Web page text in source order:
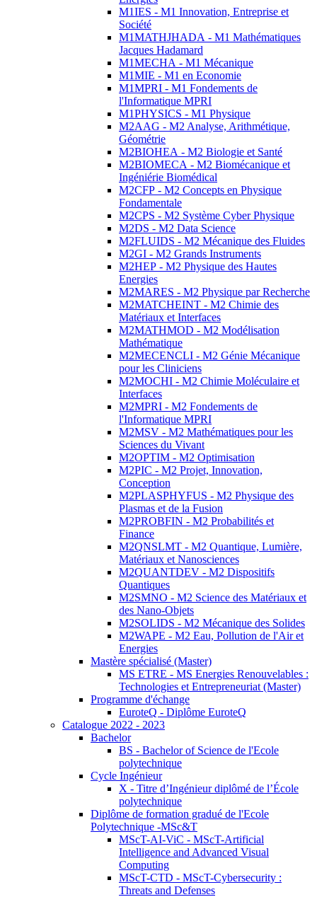
M1IES - M1 Innovation, Entreprise et
Société
M1MATHJHADA - M1 Mathématiques
Jacques Hadamard
M1MECHA - M1 Mécanique
M1MIE - M1 en Economie
M1MPRI - M1 Fondements de
l'Informatique MPRI
M1PHYSICS - M1 Physique
M2AAG - M2 Analyse, Arithmétique,
Géométrie
M2BIOHEA - M2 Biologie et Santé
M2BIOMECA - M2 Biomécanique et
Ingéniérie Biomédical
M2CFP - M2 Concepts en Physique
Fondamentale
M2CPS - M2 Système Cyber Physique
M2DS - M2 Data Science
M2FLUIDS - M2 Mécanique des Fluides
M2GI - M2 Grands Instruments
M2HEP - M2 Physique des Hautes
Energies
M2MARES - M2 Physique par Recherche
M2MATCHEINT - M2 Chimie des
Matériaux et Interfaces
M2MATHMOD - M2 Modélisation
Mathématique
M2MECENCLI - M2 Génie Mécanique
pour les Cliniciens
M2MOCHI - M2 Chimie Moléculaire et
Interfaces
M2MPRI - M2 Fondements de
l'Informatique MPRI
M2MSV - M2 Mathématiques pour les
Sciences du Vivant
M2OPTIM - M2 Optimisation
M2PIC - M2 Projet, Innovation,
Conception
M2PLASPHYFUS - M2 Physique des
Plasmas et de la Fusion
M2PROBFIN - M2 Probabilités et
Finance
M2QNSLMT - M2 Quantique, Lumière,
Matériaux et Nanosciences
M2QUANTDEV - M2 Dispositifs
Quantiques
M2SMNO - M2 Science des Matériaux et
des Nano-Objets
M2SOLIDS - M2 Mécanique des Solides
M2WAPE - M2 Eau, Pollution de l'Air et
Energies
Mastère spécialisé (Master)
MS ETRE - MS Energies Renouvelables :
Technologies et Entrepreneuriat (Master)
Programme d'échange
EuroteQ - Diplôme EuroteQ
Catalogue 2022 - 2023
Bachelor
BS - Bachelor of Science de l'Ecole
polytechnique
Cycle Ingénieur
X - Titre d’Ingénieur diplômé de l’École
polytechnique
Diplôme de formation gradué de l'Ecole
Polytechnique -MSc&T
MScT-AI-ViC - MScT-Artificial
Intelligence and Advanced Visual
Computing
MScT-CTD - MScT-Cybersecurity :
Threats and Defenses